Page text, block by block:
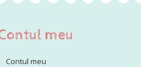
meu
Contul meu